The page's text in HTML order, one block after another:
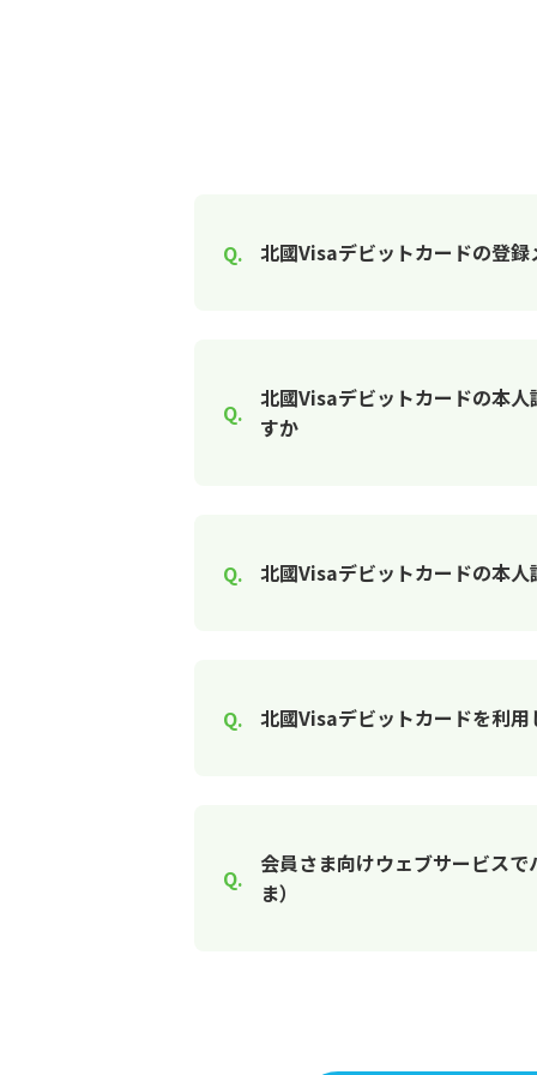
北國Visaデビットカードの登
北國Visaデビットカードの本
すか
北國Visaデビットカードの本
北國Visaデビットカードを利
会員さま向けウェブサービス
ま）